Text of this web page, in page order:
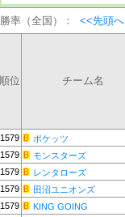
勝率（全国）： <<先頭へ
順位 チーム名
1579 ポケッツ
1579
モンスターズ
1579
レンタローズ
1579
田沼ユニオンズ
1579
KING GOING